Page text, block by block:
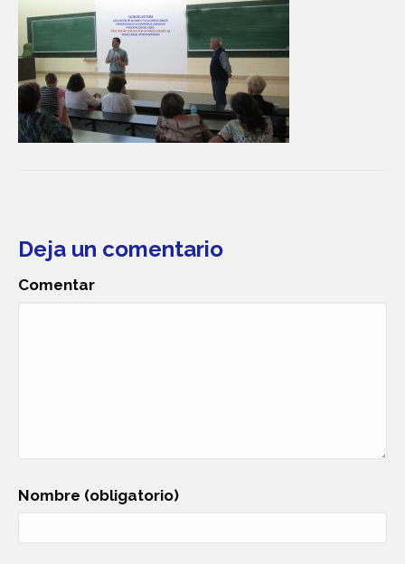
Deja un comentario
Comentar
Nombre (obligatorio)